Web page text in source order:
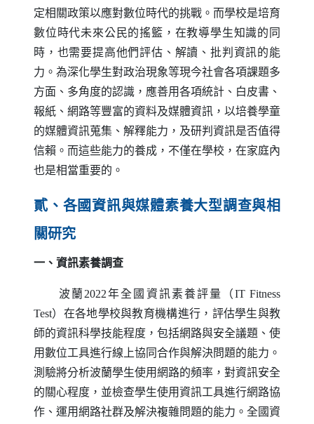
定相關政策以應對數位時代的挑戰。而學校是培育
數位時代未來公民的搖籃，在教導學生知識的同
時，也需要提高他們評估、解讀、批判資訊的能
力。為深化學生對政治現象等現今社會各項課題多
方面、多角度的認識，應善用各項統計、白皮書、
報紙、網路等豐富的資料及媒體資訊，以培養學童
的媒體資訊蒐集、解釋能力，及研判資訊是否值得
信賴。而這些能力的養成，不僅在學校，在家庭內
也是相當重要的。
貳、各國資訊與媒體素養大型調查與相
關研究
一、資訊素養調查
波蘭2022年全國資訊素養評量（IT Fitness
Test）在各地學校與教育機構進行，評估學生與教
師的資訊科學技能程度，包括網路與安全議題、使
用數位工具進行線上協同合作與解決問題的能力。
測驗將分析波蘭學生使用網路的頻率，對資訊安全
的關心程度，並檢查學生使用資訊工具進行網路協
作、運用網路社群及解決複雜問題的能力。全國資